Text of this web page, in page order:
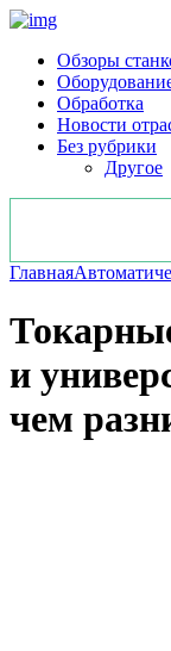
Обзоры
Обработка
Новости
Без рубрики
Другое
Главная
и
чем